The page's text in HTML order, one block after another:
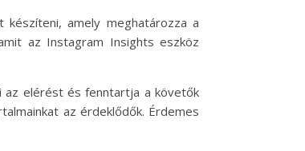
amely meghatározza a
az Instagram Insights eszköz
az elérést és fenntartja a követők
az érdeklődők. Érdemes